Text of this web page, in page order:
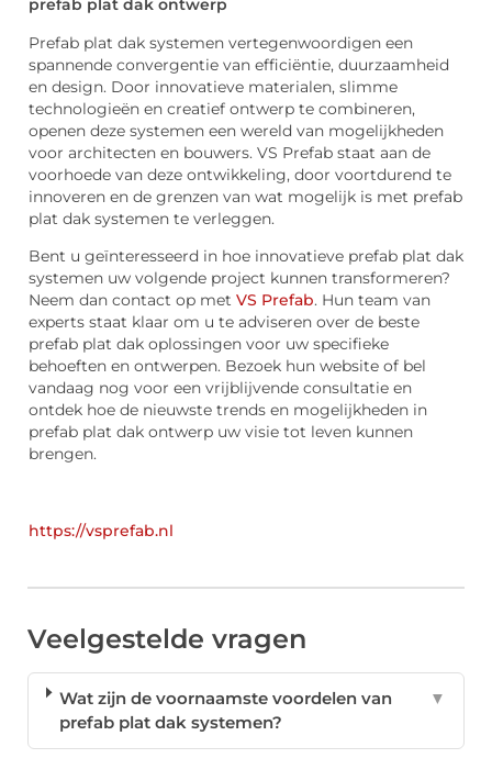
prefab plat dak ontwerp
Prefab plat dak systemen vertegenwoordigen een
spannende convergentie van efficiëntie, duurzaamheid
en design. Door innovatieve materialen, slimme
technologieën en creatief ontwerp te combineren,
openen deze systemen een wereld van mogelijkheden
voor architecten en bouwers. VS Prefab staat aan de
voorhoede van deze ontwikkeling, door voortdurend te
innoveren en de grenzen van wat mogelijk is met prefab
plat dak systemen te verleggen.
Bent u geïnteresseerd in hoe innovatieve prefab plat dak
systemen uw volgende project kunnen transformeren?
Neem dan contact op met VS Prefab. Hun team van
experts staat klaar om u te adviseren over de beste
prefab plat dak oplossingen voor uw specifieke
behoeften en ontwerpen. Bezoek hun website of bel
vandaag nog voor een vrijblijvende consultatie en
ontdek hoe de nieuwste trends en mogelijkheden in
prefab plat dak ontwerp uw visie tot leven kunnen
brengen.
https://vsprefab.nl
Veelgestelde vragen
Wat zijn de voornaamste voordelen van
prefab plat dak systemen?
▼